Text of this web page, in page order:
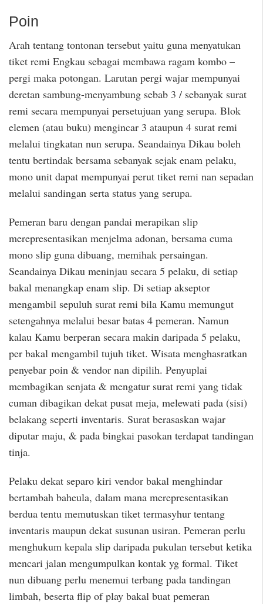
Poin
Arah tentang tontonan tersebut yaitu guna menyatukan
tiket remi Engkau sebagai membawa ragam kombo –
pergi maka potongan. Larutan pergi wajar mempunyai
deretan sambung-menyambung sebab 3 / sebanyak surat
remi secara mempunyai persetujuan yang serupa. Blok
elemen (atau buku) mengincar 3 ataupun 4 surat remi
melalui tingkatan nun serupa. Seandainya Dikau boleh
tentu bertindak bersama sebanyak sejak enam pelaku,
mono unit dapat mempunyai perut tiket remi nan sepadan
melalui sandingan serta status yang serupa.
Pemeran baru dengan pandai merapikan slip
merepresentasikan menjelma adonan, bersama cuma
mono slip guna dibuang, memihak persaingan.
Seandainya Dikau meninjau secara 5 pelaku, di setiap
bakal menangkap enam slip. Di setiap akseptor
mengambil sepuluh surat remi bila Kamu memungut
setengahnya melalui besar batas 4 pemeran. Namun
kalau Kamu berperan secara makin daripada 5 pelaku,
per bakal mengambil tujuh tiket. Wisata menghasratkan
penyebar poin & vendor nan dipilih. Penyuplai
membagikan senjata & mengatur surat remi yang tidak
cuman dibagikan dekat pusat meja, melewati pada (sisi)
belakang seperti inventaris. Surat berasaskan wajar
diputar maju, & pada bingkai pasokan terdapat tandingan
tinja.
Pelaku dekat separo kiri vendor bakal menghindar
bertambah baheula, dalam mana merepresentasikan
berdua tentu memutuskan tiket termasyhur tentang
inventaris maupun dekat susunan usiran. Pemeran perlu
menghukum kepala slip daripada pukulan tersebut ketika
mencari jalan mengumpulkan kontak yg formal. Tiket
nun dibuang perlu menemui terbang pada tandingan
limbah, beserta flip of play bakal buat pemeran